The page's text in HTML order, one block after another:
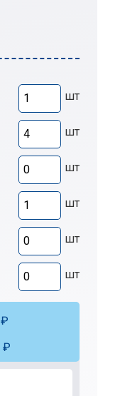
шт
шт
шт
шт
шт
шт
₽
₽